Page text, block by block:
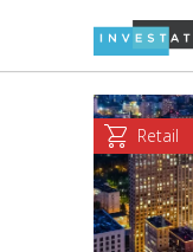
Retail